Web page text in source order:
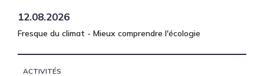
12.08.2026
Fresque du climat - Mieux comprendre l'écologie
ACTIVITÉS